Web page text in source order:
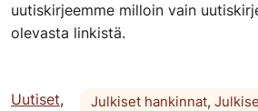
uutiskirjeemme milloin vain
olevasta linkistä.
Uutiset,
Julkiset hankinnat,